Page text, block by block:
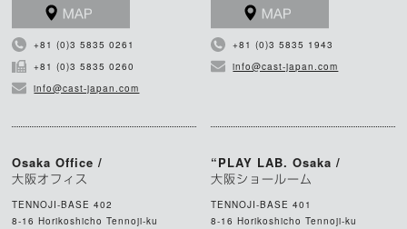
+81 (0)3 5835 0261
+81 (0)3 5835 0260
info@cast-japan.com
+81 (0)3 5835 1943
info@cast-japan.com
Osaka Office /
大阪オフィス
TENNOJI-BASE 402
8-16 Horikoshicho Tennoji-ku
“PLAY LAB. Osaka /
大阪ショールーム
TENNOJI-BASE 401
8-16 Horikoshicho Tennoji-ku